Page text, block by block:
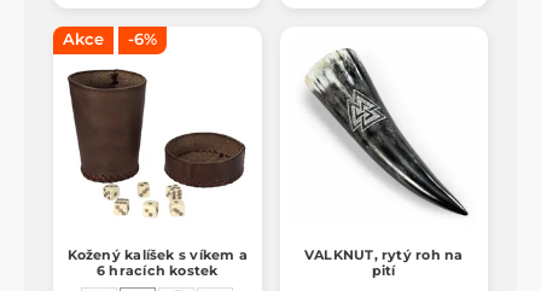
Akce -6%
Kožený kalíšek s víkem a
6 hracích kostek
VALKNUT, rytý roh na
pití